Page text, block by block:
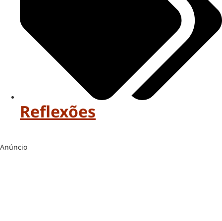
Reflexões
Anúncio